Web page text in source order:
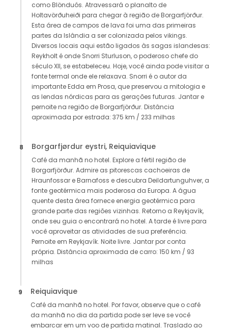
como Blönduós. Atravessará o planalto de
Holtavörðuheiði para chegar à região de Borgarfjörður.
Esta área de campos de lava foi uma das primeiras
partes da Islândia a ser colonizada pelos vikings.
Diversos locais aqui estão ligados às sagas islandesas:
Reykholt é onde Snorri Sturluson, o poderoso chefe do
século XII, se estabeleceu. Hoje, você ainda pode visitar a
fonte termal onde ele relaxava. Snorri é o autor da
importante Edda em Prosa, que preservou a mitologia e
as lendas nórdicas para as gerações futuras. Jantar e
pernoite na região de Borgarfjörður. Distância
aproximada por estrada: 375 km / 233 milhas
8 Borgarfjørdur eystri, Reiquiavique
Café da manhã no hotel. Explore a fértil região de
Borgarfjörður. Admire as pitorescas cachoeiras de
Hraunfossar e Barnafoss e descubra Deildartunguhver, a
fonte geotérmica mais poderosa da Europa. A água
quente desta área fornece energia geotérmica para
grande parte das regiões vizinhas. Retorno a Reykjavík,
onde seu guia o encontrará no hotel. A tarde é livre para
você aproveitar as atividades de sua preferência.
Pernoite em Reykjavík. Noite livre. Jantar por conta
própria. Distância aproximada de carro: 150 km / 93
milhas
9 Reiquiavique
Café da manhã no hotel. Por favor, observe que o café
da manhã no dia da partida pode ser leve se você
embarcar em um voo de partida matinal. Traslado ao